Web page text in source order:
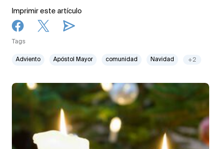
Imprimir este artículo
Tags
Adviento Apóstol Mayor comunidad Navidad +2